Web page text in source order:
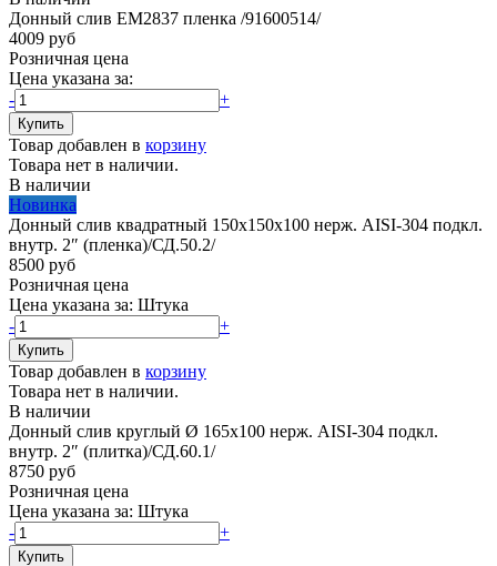
Донный слив EM2837 пленка /91600514/
4009 руб
Розничная цена
Цена указана за:
-
+
Товар добавлен в корзину
Товара нет в наличии.
В наличии
Новинка
Донный слив квадратный 150х150х100 нерж. AISI-304 подкл.
внутр. 2″ (пленка)/СД.50.2/
8500 руб
Розничная цена
Цена указана за: Штука
-
+
Товар добавлен в корзину
Товара нет в наличии.
В наличии
Донный слив круглый Ø 165х100 нерж. AISI-304 подкл.
внутр. 2″ (плитка)/СД.60.1/
8750 руб
Розничная цена
Цена указана за: Штука
-
+